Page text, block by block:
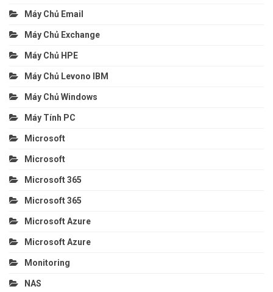
Máy Chủ Email
Máy Chủ Exchange
Máy Chủ HPE
Máy Chủ Levono IBM
Máy Chủ Windows
Máy Tính PC
Microsoft
Microsoft
Microsoft 365
Microsoft 365
Microsoft Azure
Microsoft Azure
Monitoring
NAS